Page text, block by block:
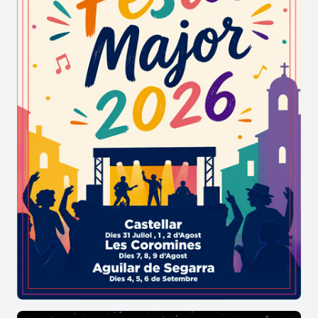
només cal escanejar un codi QR amb el mòbil per
iniciar l’aventura. Cada pista et conduirà a
descobrir espais singulars, històries amagades i
paisatges únics d’aquest poble del Pallars Sobirà.
Rialp és natura, tradició i emoció!